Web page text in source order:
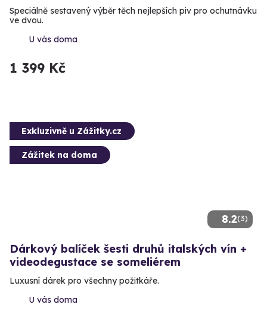
Speciálně sestavený výběr těch nejlepších piv pro ochutnávku
ve dvou.
U vás doma
1 399 Kč
8.2(3)
Exkluzivně u Zážitky.cz
Zážitek na doma
Dárkový balíček šesti druhů italských vín +
videodegustace se someliérem
Luxusní dárek pro všechny požitkáře.
U vás doma